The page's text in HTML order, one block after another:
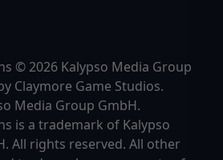
© 2026 Kalypso Media Group
Claymore Game Studios.
Media Group GmbH.
is a trademark of Kalypso
All rights reserved. All other